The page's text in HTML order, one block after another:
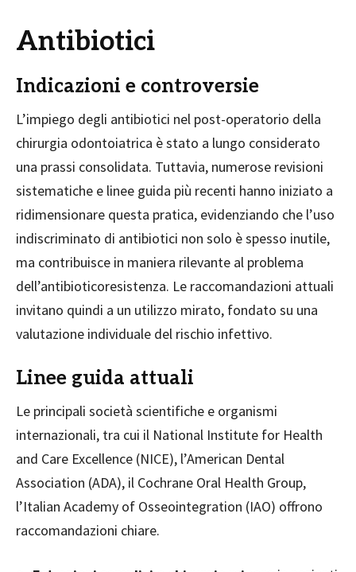
Antibiotici
Indicazioni e controversie
L’impiego degli antibiotici nel post-operatorio della
chirurgia odontoiatrica è stato a lungo considerato
una prassi consolidata. Tuttavia, numerose revisioni
sistematiche e linee guida più recenti hanno iniziato a
ridimensionare questa pratica, evidenziando che l’uso
indiscriminato di antibiotici non solo è spesso inutile,
ma contribuisce in maniera rilevante al problema
dell’antibioticoresistenza. Le raccomandazioni attuali
invitano quindi a un utilizzo mirato, fondato su una
valutazione individuale del rischio infettivo.
Linee guida attuali
Le principali società scientifiche e organismi
internazionali, tra cui il National Institute for Health
and Care Excellence (NICE), l’American Dental
Association (ADA), il Cochrane Oral Health Group,
l’Italian Academy of Osseointegration (IAO) offrono
raccomandazioni chiare.